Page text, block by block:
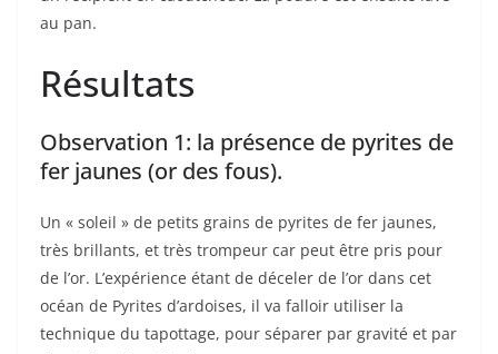
au pan.
Résultats
Observation 1: la présence de pyrites de
fer jaunes (or des fous).
Un « soleil » de petits grains de pyrites de fer jaunes,
très brillants, et très trompeur car peut être pris pour
de l’or. L’expérience étant de déceler de l’or dans cet
océan de Pyrites d’ardoises, il va falloir utiliser la
technique du tapottage, pour séparer par gravité et par